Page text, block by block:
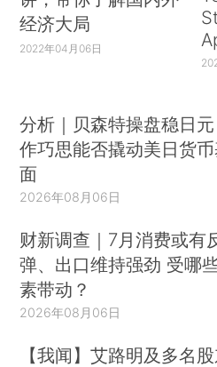
经济大局
2022年04月06日
分析｜贝森特操盘稳日
作巧思能否撬动美日货
面
2026年08月06日
财新调查｜7月消费或有
弹、出口维持强劲 受哪
素带动？
2026年08月06日
【我闻】艾路明及多名